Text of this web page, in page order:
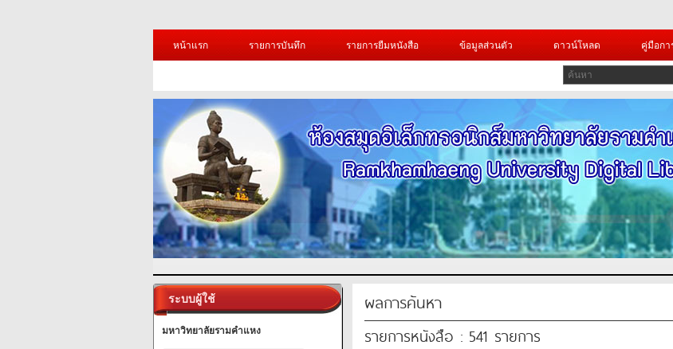
หน้าแรก
รายการบันทึก รายการยืมหนังสือ ข้อมูลส่วนตัว ดาวน์โหลด คู่มือกา
ระบบผู้ใช้
มหาวิทยาลัยรามคำแหง
ผลการค้นหา
รายการหนังสือ : 541 รายการ